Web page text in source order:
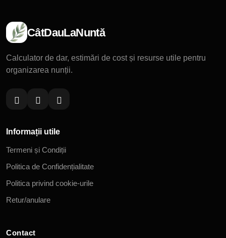
CâtDauLaNuntă
Calculator de dar, estimări de cost și resurse utile pentru
organizarea nunții.
Informații utile
Termeni și Condiții
Politica de Confidențialitate
Politica privind cookie-urile
Retur/anulare
Contact